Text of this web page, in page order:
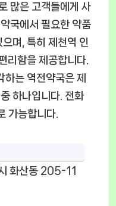
많은 고객들에게 사
국에서 필요한 약품
며, 특히 제천역 인
리함을 제공합니다.
하는 역전약국은 제
하나입니다. 전화
능합니다.
화산동 205-11